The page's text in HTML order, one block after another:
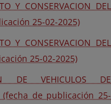
Y CONSERVACION DEL
25-02-2025)
Y CONSERVACION DEL
25-02-2025)
DE VEHICULOS DE
(fecha de publicación 25-